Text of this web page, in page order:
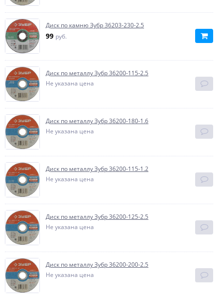
Диск по камню Зубр 36203-230-2.5
99 руб.
Диск по металлу Зубр 36200-115-2.5
Не указана цена
Диск по металлу Зубр 36200-180-1.6
Не указана цена
Диск по металлу Зубр 36200-115-1.2
Не указана цена
Диск по металлу Зубр 36200-125-2.5
Не указана цена
Диск по металлу Зубр 36200-200-2.5
Не указана цена